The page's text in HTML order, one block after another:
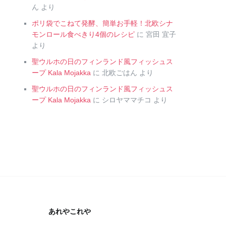
ん より
ポリ袋でこねて発酵、簡単お手軽！北欧シナ
モンロール食べきり4個のレシピ に 宮田 宜子
より
聖ウルホの日のフィンランド風フィッシュス
ープ Kala Mojakka に 北欧ごはん より
聖ウルホの日のフィンランド風フィッシュス
ープ Kala Mojakka に シロヤママチコ より
あれやこれや